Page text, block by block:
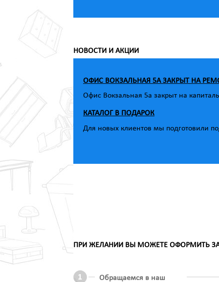
НОВОСТИ И АКЦИИ
ОФИС ВОКЗАЛЬНАЯ 5А ЗАКРЫТ НА
Офис Вокзальная 5а закрыт на
КАТАЛОГ В ПОДАРОК
Для новых клиентов мы подготовили
ПРИ ЖЕЛАНИИ ВЫ МОЖЕТЕ ОФОРМИТЬ
Обращаемся в наш